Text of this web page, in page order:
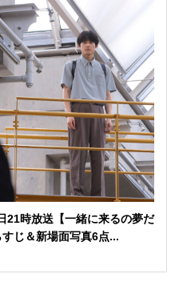
時放送【一緒に来るの夢だ
じ＆新場面写真6点...